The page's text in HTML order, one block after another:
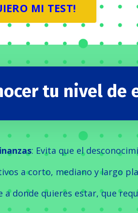
MI TEST!
tu nivel de
: Evita que el
a corto, mediano y largo
a donde quieres estar, que